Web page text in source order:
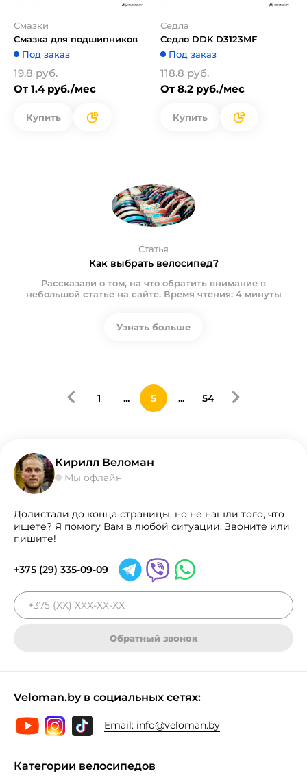
Смазки
Смазка для подшипников
Под заказ
19.8 руб.
От 1.4 руб./мес
Купить
Седла
Седло DDK D3123MF
Под заказ
118.8 руб.
От 8.2 руб./мес
Купить
Статья
Как выбрать велосипед?
Рассказали о том, на что обратить внимание в
небольшой статье на сайте. Время чтения: 4 минуты
Узнать больше
1 ... 5 ... 54
Кирилл Веломан
Мы офлайн
Долистали до конца страницы, но не нашли того, что
ищете? Я помогу Вам в любой ситуации. Звоните или
пишите!
+375 (29) 335-09-09
Обратный звонок
Veloman.by в социальных сетях:
Email: info@veloman.by
Категории велосипедов